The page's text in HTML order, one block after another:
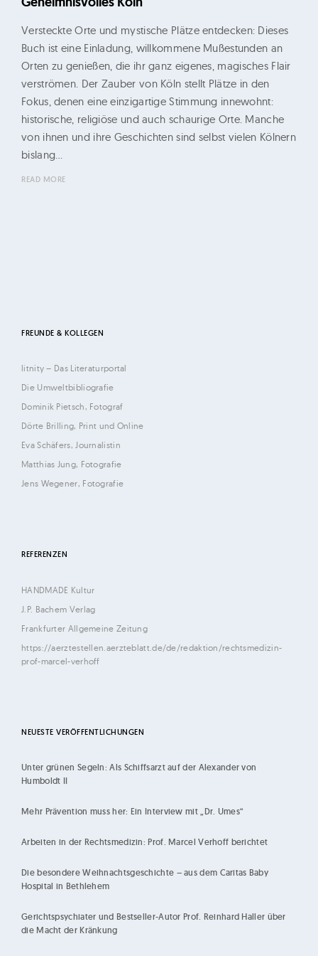
d
M
i
c
h
a
e
l
e
h
l
d
|
K
ö
l
n
Versteckte Orte und mystische Plätze entdecken: Dieses
Buch ist eine Einladung, willkommene Mußestunden an
Orten zu genießen, die ihr ganz eigenes, magisches Flair
verströmen. Der Zauber von Köln stellt Plätze in den
Fokus, denen eine einzigartige Stimmung innewohnt:
historische, religiöse und auch schaurige Orte. Manche
von ihnen und ihre Geschichten sind selbst vielen Kölnern
bislang…
READ MORE
FREUNDE & KOLLEGEN
litnity – Das Literaturportal
Die Umweltbibliografie
Dominik Pietsch, Fotograf
Dörte Brilling, Print und Online
Eva Schäfers, Journalistin
Matthias Jung, Fotografie
Jens Wegener, Fotografie
REFERENZEN
HANDMADE Kultur
J.P. Bachem Verlag
Frankfurter Allgemeine Zeitung
https://aerztestellen.aerzteblatt.de/de/redaktion/rechtsmedizin-
prof-marcel-verhoff
NEUESTE VERÖFFENTLICHUNGEN
Unter grünen Segeln: Als Schiffsarzt auf der Alexander von
Humboldt II
Mehr Prävention muss her: Ein Interview mit „Dr. Umes“
Arbeiten in der Rechtsmedizin: Prof. Marcel Verhoff berichtet
Die besondere Weihnachtsgeschichte – aus dem Caritas Baby
Hospital in Bethlehem
Gerichtspsychiater und Bestseller-Autor Prof. Reinhard Haller über
die Macht der Kränkung